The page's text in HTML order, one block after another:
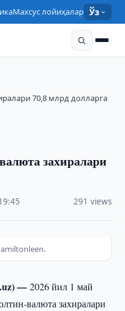
Махсус лойиҳалар Ўз
70,8 млрд долларга
захиралари
291 views
—2026 йил 1 май
валюта захиралари